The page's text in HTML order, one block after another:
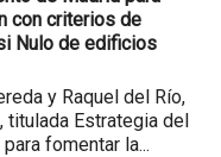
con criterios de
Nulo de edificios
y Raquel del Río,
Estrategia del
fomentar la...